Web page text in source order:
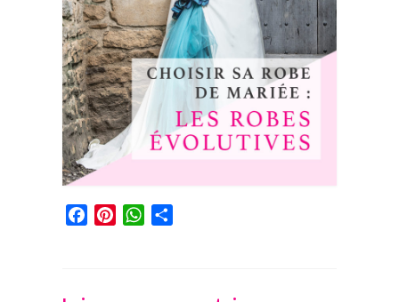
FacebookPinterestWhatsApp